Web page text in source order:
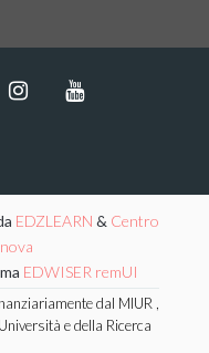
EDZLEARN & Centro
EDWISER remUI
dal MIUR ,
e della Ricerca